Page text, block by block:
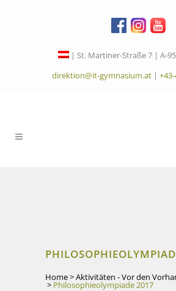
| St. Martiner-Straße 7 | A-
direktion@it-gymnasium.at|
Home>Aktivitäten - Vor den
> Philosophieolympiade 2017